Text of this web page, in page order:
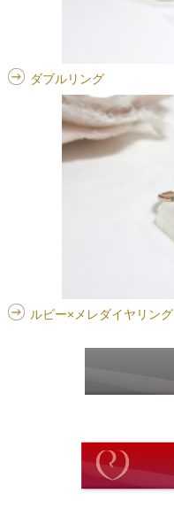
ダブルリング
ルビー×メレダイヤリング